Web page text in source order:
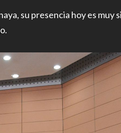
su presencia hoy es muy